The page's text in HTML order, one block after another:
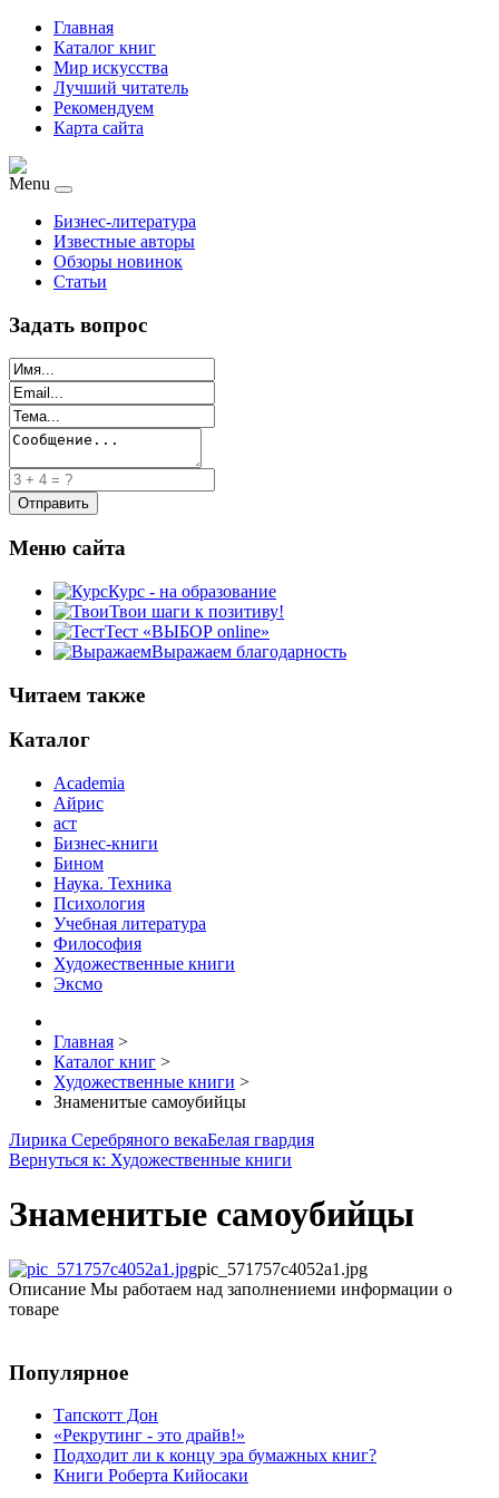
Главная
Каталог книг
Мир искусства
Лучший читатель
Рекомендуем
Карта сайта
Menu
Бизнес-литература
Известные авторы
Обзоры новинок
Статьи
Задать вопрос
Меню сайта
Курс - на образование
Твои шаги к позитиву!
Тест «ВЫБОР online»
Выражаем благодарность
Читаем также
Каталог
Academia
Айрис
аст
Бизнес-книги
Бином
Наука. Техника
Психология
Учебная литература
Философия
Художественные книги
Эксмо
Главная >
Каталог книг >
Художественные книги >
Знаменитые самоубийцы
Лирика Серебряного векаБелая гвардия
Вернуться к: Художественные книги
Знаменитые самоубийцы
pic_571757c4052a1.jpg
Описание Мы работаем над заполнениеми информации о
товаре
Популярное
Тапскотт Дон
«Рекрутинг - это драйв!»
Подходит ли к концу эра бумажных книг?
Книги Роберта Кийосаки